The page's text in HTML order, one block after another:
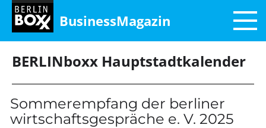
BusinessMagazin
BERLINboxx Hauptstadtkalender
Sommerempfang der berliner
wirtschaftsgespräche e. V. 2025